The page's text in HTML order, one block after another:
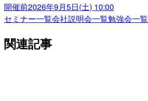
開催前2026年9月5日(土) 10:00
セミナー一覧会社説明会一覧勉強会一覧
関連記事